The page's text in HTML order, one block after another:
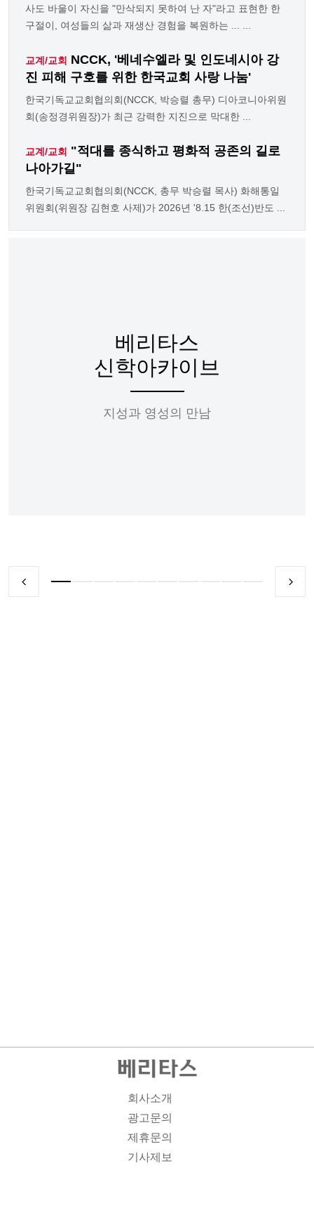
사도 바울이 자신을 "만삭되지 못하여 난 자"라고 표현한 한
구절이, 여성들의 삶과 재생산 경험을 복원하는 ... ...
교계/교회 NCCK, '베네수엘라 및 인도네시아 강
진 피해 구호를 위한 한국교회 사랑 나눔'
한국기독교교회협의회(NCCK, 박승렬 총무) 디아코니아위원
회(송정경위원장)가 최근 강력한 지진으로 막대한 ...
교계/교회 "적대를 종식하고 평화적 공존의 길로
나아가길"
한국기독교교회협의회(NCCK, 총무 박승렬 목사) 화해통일
위원회(위원장 김현호 사제)가 2026년 '8.15 한(조선)반도 ...
베리타스
신학아카이브
지성과 영성의 만남
회사소개
광고문의
제휴문의
기사제보